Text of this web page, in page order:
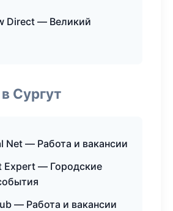
Direct — Великий
Сургут
Net — Работа и вакансии
Expert — Городские
— Работа и вакансии